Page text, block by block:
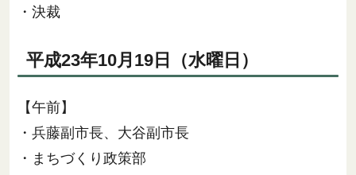
・決裁
平成23年10月19日（水曜日）
【午前】
・兵藤副市長、大谷副市長
・まちづくり政策部